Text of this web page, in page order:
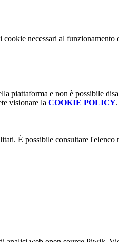
necessari al
piattaforma e non è possibile
visionare la COOKIE POLICY.
È possibile consultare